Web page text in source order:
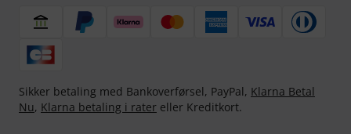
Sikker betaling med Bankoverførsel, PayPal, Klarna Betal
Nu, Klarna betaling i rater eller Kreditkort.